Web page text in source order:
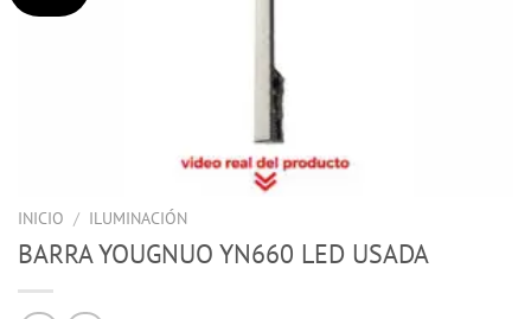
INICIO / ILUMINACIÓN
BARRA YOUGNUO YN660 LED USADA